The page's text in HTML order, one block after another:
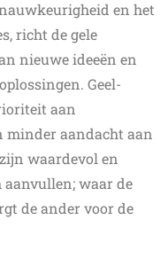
en het
richt de gele
nieuwe ideeën en
Geel-
aan
minder aandacht aan
waardevol en
waar de
de ander voor de